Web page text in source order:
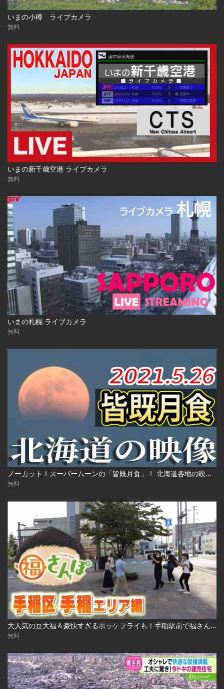
いまの小樽 ライブカメラ
無料
いまの新千歳空港 ライブカメラ
無料
いまの札幌 ライブカメラ
無料
ノーカット！スーパームーンの「皆既月食」！ 北海道各地の映像 2021年5月26日(水)
無料
大人気の豆大福＆豪快すぎるホッケフライも！手稲駅前で福さんぽ 2022.10.7放送
無料